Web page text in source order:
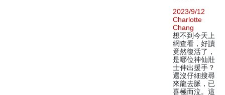
2023/9/12
Charlotte
Chang
想不到今天上
網查看，好讀
竟然復活了，
是哪位神仙壯
士伸出援手？
還沒仔細搜尋
來龍去脈，已
喜極而泣。這